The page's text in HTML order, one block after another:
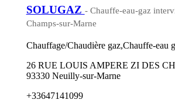
SOLUGAZ - Chauffe-eau-gaz
Champs-sur-Marne
Chauffage/Chaudière gaz,Chauffe-eau
26 RUE LOUIS AMPERE ZI DES
93330 Neuilly-sur-Marne
+33647141099